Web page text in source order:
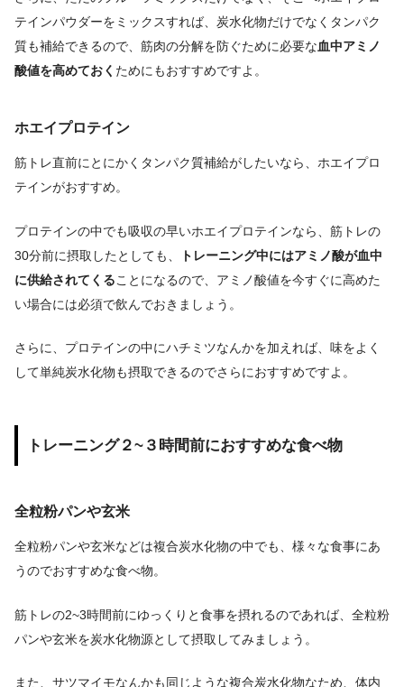
テインパウダーをミックスすれば、炭水化物だけでなくタンパク
質も補給できるので、筋肉の分解を防ぐために必要な血中アミノ
酸値を高めておく ためにもおすすめですよ。
ホエイプロテイン
筋トレ直前にとにかくタンパク質補給がしたいなら、ホエイプロ
テインがおすすめ。
プロテインの中でも吸収の早いホエイプロテインなら、筋トレの
30分前に摂取したとしても、
トレーニング中にはアミノ酸が血中
に供給されてくることになるので、アミノ酸値を今すぐに高めた
い場合には必須で飲んでおきましょう。
さらに、プロテインの中にハチミツなんかを加えれば、味をよく
して単純炭水化物も摂取できるのでさらにおすすめですよ。
トレーニング２~３時間前におすすめな食べ物
全粒粉パンや玄米
全粒粉パンや玄米などは複合炭水化物の中でも、様々な食事にあ
うのでおすすめな食べ物。
筋トレの2~3時間前にゆっくりと食事を摂れるのであれば、全粒粉
パンや玄米を炭水化物源として摂取してみましょう。
また、サツマイモなんかも同じような複合炭水化物なため、体内